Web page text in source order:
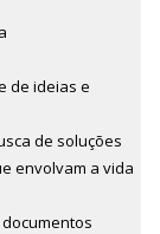
de ideias e
de soluções
envolvam a vida
documentos